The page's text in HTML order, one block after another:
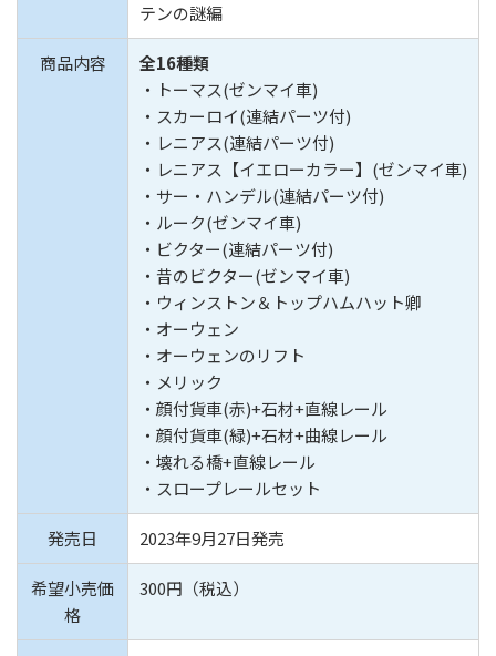
テンの謎編
商品内容
全16種類
・トーマス(ゼンマイ車)
・スカーロイ(連結パーツ付)
・レニアス(連結パーツ付)
・レニアス【イエローカラー】(ゼンマイ車)
・サー・ハンデル(連結パーツ付)
・ルーク(ゼンマイ車)
・ビクター(連結パーツ付)
・昔のビクター(ゼンマイ車)
・ウィンストン＆トップハムハット卿
・オーウェン
・オーウェンのリフト
・メリック
・顔付貨車(赤)+石材+直線レール
・顔付貨車(緑)+石材+曲線レール
・壊れる橋+直線レール
・スロープレールセット
発売日 2023年9月27日発売
希望小売価
格
300円（税込）